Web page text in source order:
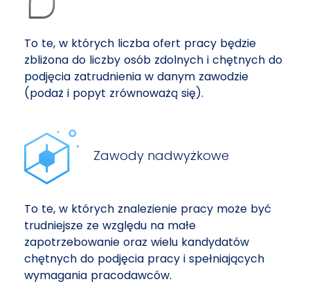
To te, w których liczba ofert pracy będzie
zbliżona do liczby osób zdolnych i chętnych do
podjęcia zatrudnienia w danym zawodzie
(podaż i popyt zrównoważą się).
Zawody nadwyżkowe
To te, w których znalezienie pracy może być
trudniejsze ze względu na małe
zapotrzebowanie oraz wielu kandydatów
chętnych do podjęcia pracy i spełniających
wymagania pracodawców.